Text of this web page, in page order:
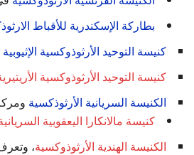
بطاركة الإسكندرية للأقباط
كنيسة التوحيد الأرثوذوكسية الإثيوبية
كنيسة التوحيد الأرثوذوكسية
الكنيسة السريانية الأرثوذكسية
كنيسة مالانكارا اليعقوبية
الكنيسة الهندية الأرثوذوكسية،